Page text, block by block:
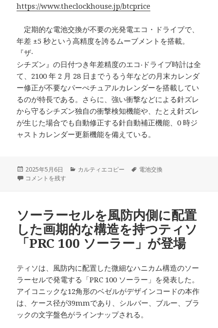
https://www.theclockhouse.jp/btcprice
定期的な電池交換が不要の光発電エコ・ドライブで、
年差 ±5 秒という高精度を誇るムーブメントを搭載。
『ザ‧
シチズン』の日付つき年差精度のエコ‧ドライブ時計は全
て、2100 年 2 月 28 日までうるう年などの月末カレンダ
ー修正が不要なパーぺチュアルカレンダーを搭載してい
るのが特⻑である。さらに、強い衝撃などによる針ズレ
から守るシチズン独自の衝撃検知機能や、たとえ針ズレ
が生じた場合でも自動修正する針自動補正機能、0 時ジ
ャストカレンダー更新機能を備えている。
投
稿
2025年5月6日
カ
カルティエコピー
タ
電池交換
攻めた時計選びがお好きな諸兄にオススメするアジムートの「レギュレ
コメントを残す
ソーラーセルを風防内側に配置
した画期的な構造を持つティソ
「PRC 100 ソーラー」が登場
ティソは、風防内に配置した微細なハニカム構造のソー
ラーセルで発電する「PRC 100 ソーラー」を発表した。
アイコニックな12角形のベゼルがデザインコードの本作
は、ケース径が39mmであり、シルバー、ブルー、ブラ
ックの文字盤色がラインナップされる。